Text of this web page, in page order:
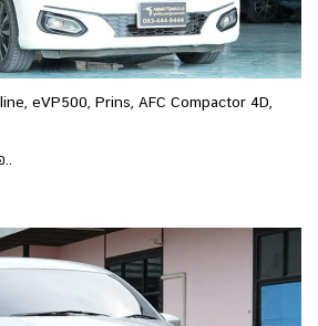
eVP500, Prins, AFC Compactor 4D,
..